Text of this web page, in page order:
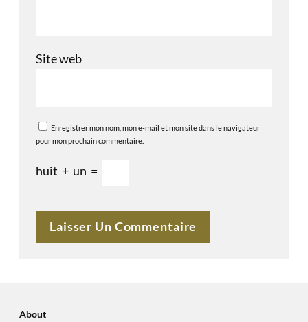
Site web
Enregistrer mon nom, mon e-mail et mon site dans le navigateur
pour mon prochain commentaire.
huit + un =
About